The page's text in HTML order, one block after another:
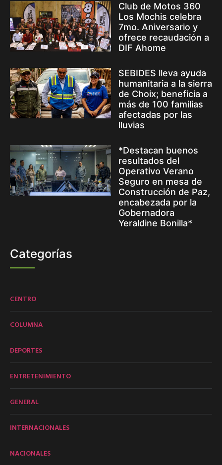
Club de Motos 360
Los Mochis celebra
7mo. Aniversario y
ofrece recaudación a
DIF Ahome
SEBIDES lleva ayuda
humanitaria a la sierra
de Choix; beneficia a
más de 100 familias
afectadas por las
lluvias
*Destacan buenos
resultados del
Operativo Verano
Seguro en mesa de
Construcción de Paz,
encabezada por la
Gobernadora
Yeraldine Bonilla*
Categorías
CENTRO
COLUMNA
DEPORTES
ENTRETENIMIENTO
GENERAL
INTERNACIONALES
NACIONALES